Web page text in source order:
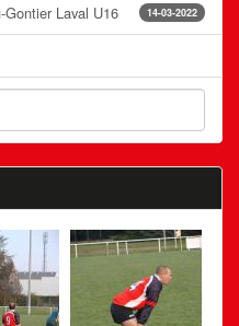
14-03-2022
Laval U16